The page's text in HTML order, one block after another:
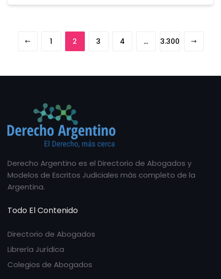
1 2 3 4 … 3.300
Derecho Argentino es el Directorio de Abogados y
Modelos de Escritos Judiciales más completo de la
Argentina.
Todo El Contenido
Directorio de Abogados
Librería Jurídica
Colegios de Abogados